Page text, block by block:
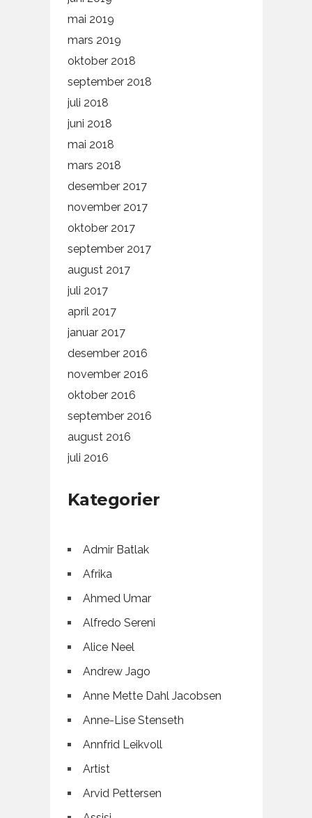
mai 2019
mars 2019
oktober 2018
september 2018
juli 2018
juni 2018
mai 2018
mars 2018
desember 2017
november 2017
oktober 2017
september 2017
august 2017
juli 2017
april 2017
januar 2017
desember 2016
november 2016
oktober 2016
september 2016
august 2016
juli 2016
Kategorier
Admir Batlak
Afrika
Ahmed Umar
Alfredo Sereni
Alice Neel
Andrew Jago
Anne Mette Dahl Jacobsen
Anne-Lise Stenseth
Annfrid Leikvoll
Artist
Arvid Pettersen